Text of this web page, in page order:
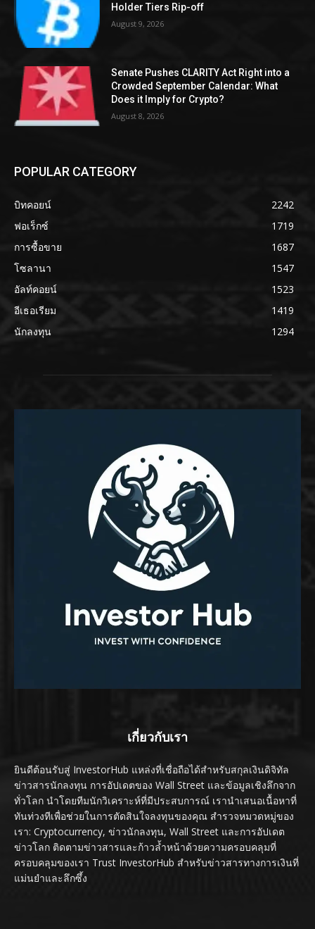
Holder Tiers Rip-off
August 9, 2026
Senate Pushes CLARITY Act Right into a
Crowded September Calendar: What
Does it Imply for Crypto?
August 8, 2026
POPULAR CATEGORY
บิทคอยน์
2242
ฟอเร็กซ์
1719
การซื้อขาย
1687
โซลานา
1547
อัลท์คอยน์
1523
อีเธอเรียม
1419
นักลงทุน
1294
เกี่ยวกับเรา
ยินดีต้อนรับสู่ InvestorHub แหล่งที่เชื่อถือได้สำหรับสกุลเงินดิจิทัล
ข่าวสารนักลงทุน การอัปเดตของ Wall Street และข้อมูลเชิงลึกจาก
ทั่วโลก นำโดยทีมนักวิเคราะห์ที่มีประสบการณ์ เรานำเสนอเนื้อหาที่
ทันท่วงทีเพื่อช่วยในการตัดสินใจลงทุนของคุณ สำรวจหมวดหมู่ของ
เรา: Cryptocurrency, ข่าวนักลงทุน, Wall Street และการอัปเดต
ข่าวโลก ติดตามข่าวสารและก้าวล้ำหน้าด้วยความครอบคลุมที่
ครอบคลุมของเรา Trust InvestorHub สำหรับข่าวสารทางการเงินที่
แม่นยำและลึกซึ้ง